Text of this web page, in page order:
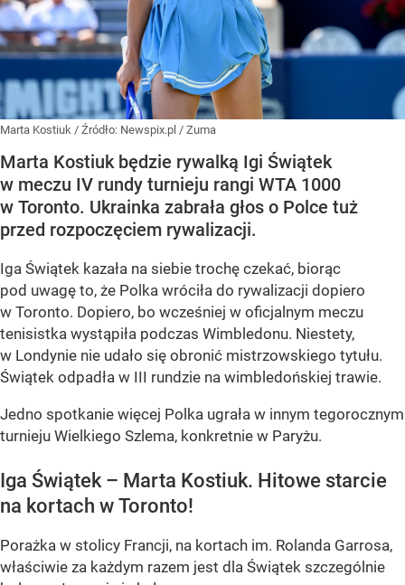
Marta Kostiuk / Źródło: Newspix.pl / Zuma
Marta Kostiuk będzie rywalką Igi Świątek
w meczu IV rundy turnieju rangi WTA 1000
w Toronto. Ukrainka zabrała głos o Polce tuż
przed rozpoczęciem rywalizacji.
Iga Świątek kazała na siebie trochę czekać, biorąc
pod uwagę to, że Polka wróciła do rywalizacji dopiero
w Toronto. Dopiero, bo wcześniej w oficjalnym meczu
tenisistka wystąpiła podczas Wimbledonu. Niestety,
w Londynie nie udało się obronić mistrzowskiego tytułu.
Świątek odpadła w III rundzie na wimbledońskiej trawie.
Jedno spotkanie więcej Polka ugrała w innym tegorocznym
turnieju Wielkiego Szlema, konkretnie w Paryżu.
Iga Świątek – Marta Kostiuk. Hitowe starcie
na kortach w Toronto!
Porażka w stolicy Francji, na kortach im. Rolanda Garrosa,
właściwie za każdym razem jest dla Świątek szczególnie